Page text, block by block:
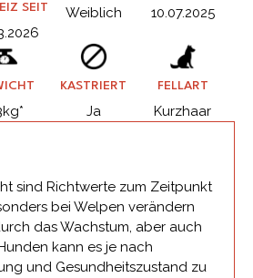
SEIT
Weiblich 10.07.2025
KASTRIERT
Ja
FELLART
Kurzhaar
sind Richtwerte zum Zeitpunkt
bei Welpen verändern
das Wachstum, aber auch
kann es je nach
und Gesundheitszustand zu